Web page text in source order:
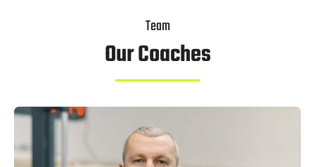
Team
Our Coaches